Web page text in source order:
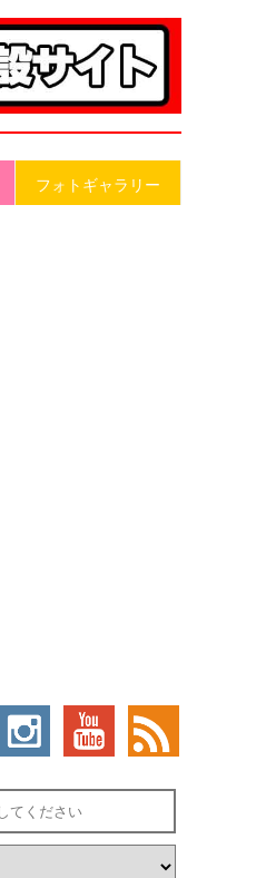
フォトギャラリー